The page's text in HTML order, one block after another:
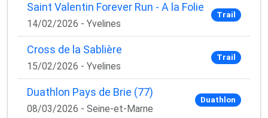
Saint Valentin Forever Run - A la Folie
14/02/2026 - Yvelines
Trail
Cross de la Sablière
15/02/2026 - Yvelines
Trail
Duathlon Pays de Brie (77)
08/03/2026 - Seine-et-Marne
Duathlon